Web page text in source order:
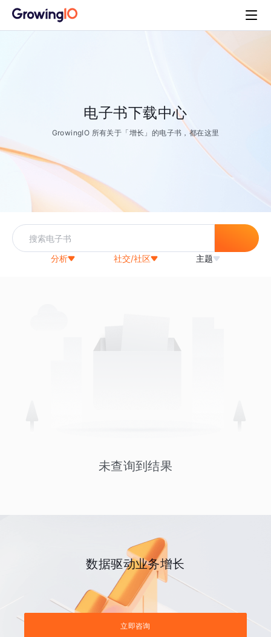
电子书下载中心
GrowingIO 所有关于「增长」的电子书，都在这里
分析 社交/社区 主题
未查询到结果
数据驱动业务增长
立即咨询